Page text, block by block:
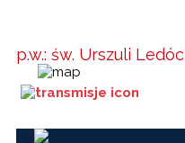
p.w.: św. Urszuli